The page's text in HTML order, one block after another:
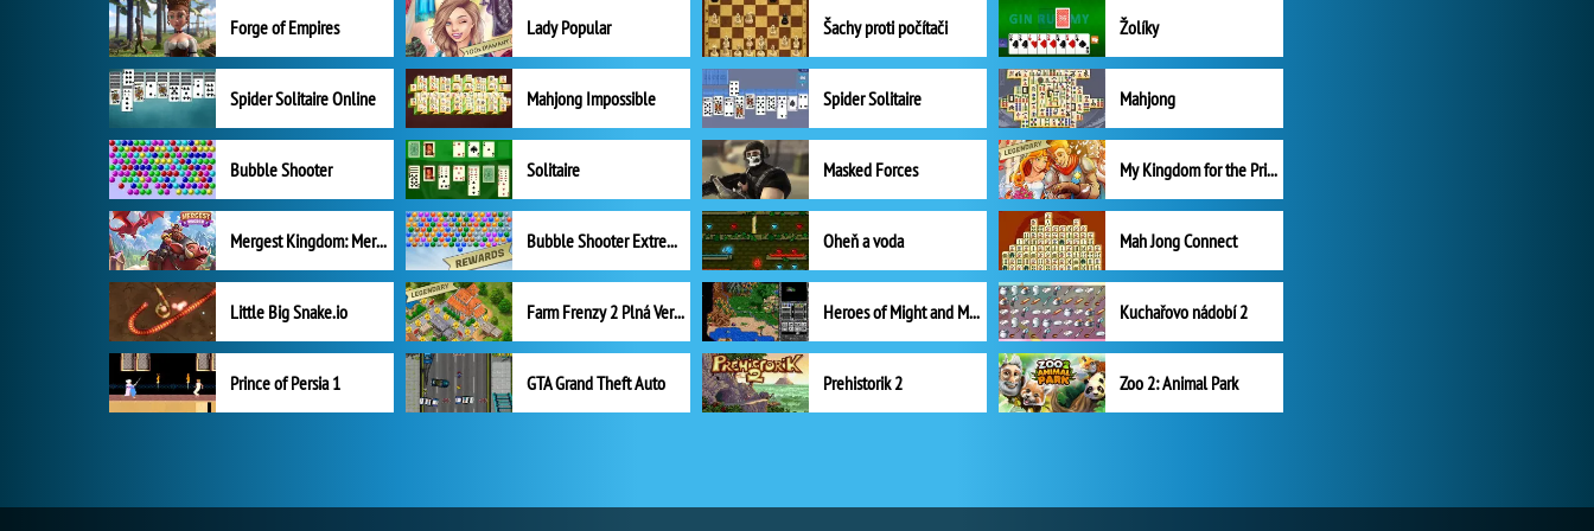
Forge of Empires Lady Popular Šachy proti počítači Žolíky
Spider Solitaire Online Mahjong Impossible Spider Solitaire Mahjong
Bubble Shooter Solitaire Masked Forces My Kingdom for the Princess Plná verze
Mergest Kingdom: Merge Puzzle Bubble Shooter Extreme Oheň a voda Mah Jong Connect
Little Big Snake.io Farm Frenzy 2 Plná Verze Heroes of Might and Magic II Kuchařovo nádobí 2
Prince of Persia 1 GTA Grand Theft Auto Prehistorik 2 Zoo 2: Animal Park